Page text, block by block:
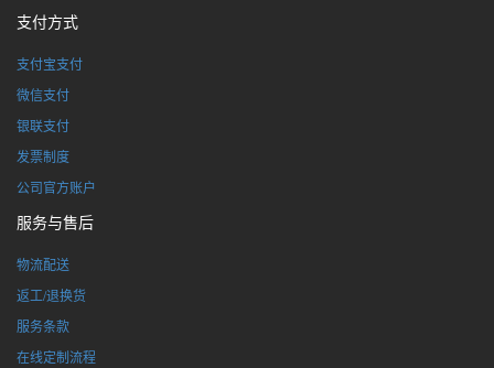
支付方式
支付宝支付
微信支付
银联支付
发票制度
公司官方账户
服务与售后
物流配送
返工/退换货
服务条款
在线定制流程